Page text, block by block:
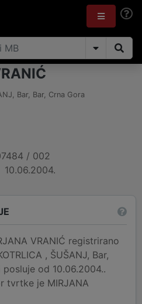
, Bar, Bar, Crna Gora
/ 002
10.06.2004.
VRANIĆ registrirano
, ŠUŠANJ, Bar,
posluje od 10.06.2004..
tvrtke je MIRJANA